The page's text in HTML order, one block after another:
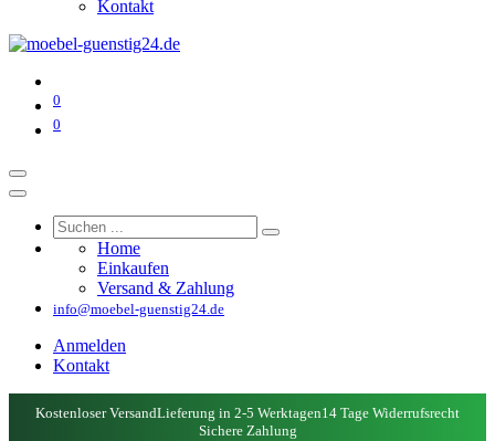
Kontakt
0
0
Home
Einkaufen
Versand & Zahlung
info@moebel-guenstig24.de
Anmelden
Kontakt
Kostenloser VersandLieferung in 2-5 Werktagen14 Tage Widerrufsrecht
Sichere Zahlung